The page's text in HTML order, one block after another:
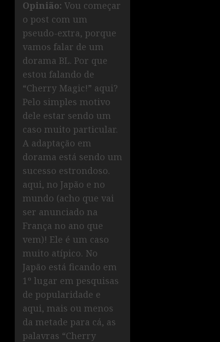
Opinião: Vou começar
o post com um
pseudo-extra, porque
vamos falar de um
dorama BL. Por que
estou falando de
“Cherry Magic!” aqui?
Pelo simples motivo
dele estar sendo um
caso muito particular.
A adaptação em
dorama está sendo um
sucesso estrondoso.
aqui, no Japão e no
mundo (acho que vai
ser anunciado na
França no ano que
vem)! Ele é um caso
muito atípico. No
Japão está ficando em
1º lugar em pesquisas
de popularidade e
aqui, mais ou menos
da metade para cá, as
palavras “Cherry